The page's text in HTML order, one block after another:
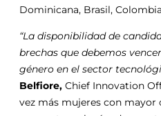
Dominicana, Brasil,
“La disponibilidad de
brechas que debemos
género en el sector
Belfiore, Chief Innovation
vez más mujeres con